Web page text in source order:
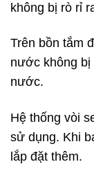
không bị rò rỉ
Trên bồn tắm
nước không bị
nước.
Hệ thống vòi
sử dụng. Khi
lắp đặt thêm.